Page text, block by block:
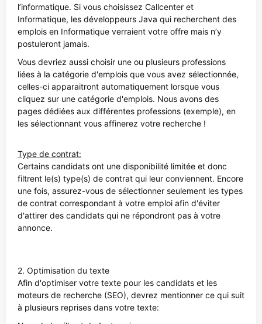
l’informatique. Si vous choisissez Callcenter et
Informatique, les développeurs Java qui recherchent des
emplois en Informatique verraient votre offre mais n’y
postuleront jamais.
Vous devriez aussi choisir une ou plusieurs professions
liées à la catégorie d'emplois que vous avez sélectionnée,
celles-ci apparaitront automatiquement lorsque vous
cliquez sur une catégorie d'emplois. Nous avons des
pages dédiées aux différentes professions (exemple), en
les sélectionnant vous affinerez votre recherche !
Type de contrat:
Certains candidats ont une disponibilité limitée et donc
filtrent le(s) type(s) de contrat qui leur conviennent. Encore
une fois, assurez-vous de sélectionner seulement les types
de contrat correspondant à votre emploi afin d'éviter
d'attirer des candidats qui ne répondront pas à votre
annonce.
2. Optimisation du texte
Afin d'optimiser votre texte pour les candidats et les
moteurs de recherche (SEO), devrez mentionner ce qui suit
à plusieurs reprises dans votre texte: